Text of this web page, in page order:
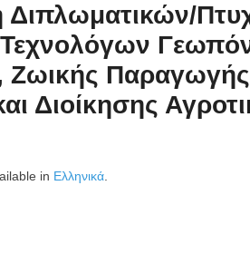
Διπλωματικών/
Παραγωγής
Διοίκησης
in Ελληνικά